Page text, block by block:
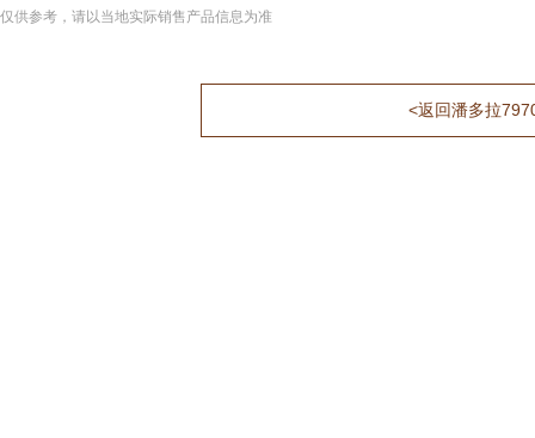
仅供参考，请以当地实际销售产品信息为准
<返回潘多拉